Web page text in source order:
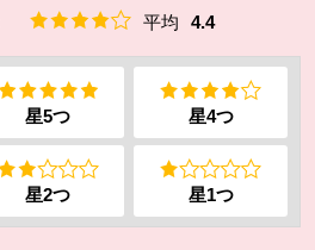
平均 4.4
星5つ 星4つ
星2つ 星1つ